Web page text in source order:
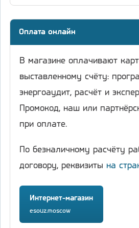
Оплата онлайн
В магазине оплачивают
выставленному счёту:
энергоаудит, расчёт и
Промокод, наш или
при оплате.
По безналичному расчёту
договору, реквизиты на
Интернет-магазин
esouz.moscow